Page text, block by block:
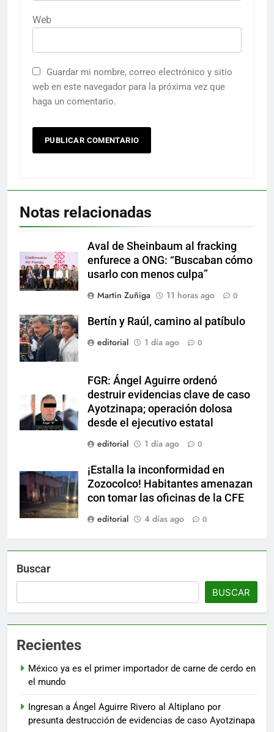
Web
Guardar mi nombre, correo electrónico y sitio
web en este navegador para la próxima vez que
haga un comentario.
Notas relacionadas
Aval de Sheinbaum al fracking
enfurece a ONG: “Buscaban cómo
usarlo con menos culpa”
Martin Zuñiga
11 horas ago 0
Bertín y Raúl, camino al patíbulo
editorial
1 día ago 0
FGR: Ángel Aguirre ordenó
destruir evidencias clave de caso
Ayotzinapa; operación dolosa
desde el ejecutivo estatal
editorial
1 día ago 0
¡Estalla la inconformidad en
Zozocolco! Habitantes amenazan
con tomar las oficinas de la CFE
editorial
4 días ago 0
Buscar
BUSCAR
Recientes
México ya es el primer importador de carne de cerdo en
el mundo
Ingresan a Ángel Aguirre Rivero al Altiplano por
presunta destrucción de evidencias de caso Ayotzinapa